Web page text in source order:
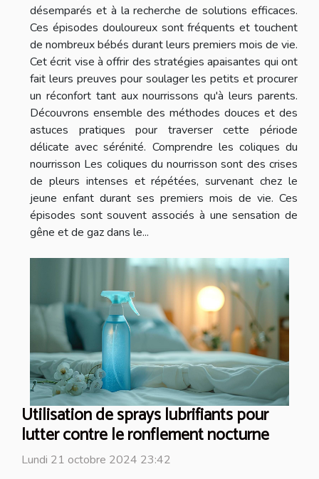
désemparés et à la recherche de solutions efficaces.
Ces épisodes douloureux sont fréquents et touchent
de nombreux bébés durant leurs premiers mois de vie.
Cet écrit vise à offrir des stratégies apaisantes qui ont
fait leurs preuves pour soulager les petits et procurer
un réconfort tant aux nourrissons qu'à leurs parents.
Découvrons ensemble des méthodes douces et des
astuces pratiques pour traverser cette période
délicate avec sérénité. Comprendre les coliques du
nourrisson Les coliques du nourrisson sont des crises
de pleurs intenses et répétées, survenant chez le
jeune enfant durant ses premiers mois de vie. Ces
épisodes sont souvent associés à une sensation de
gêne et de gaz dans le...
Utilisation de sprays lubrifiants pour
lutter contre le ronflement nocturne
Lundi 21 octobre 2024 23:42